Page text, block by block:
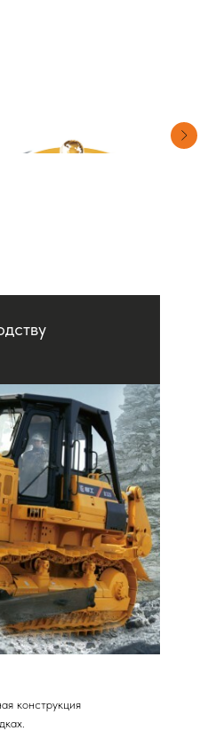
конструкция